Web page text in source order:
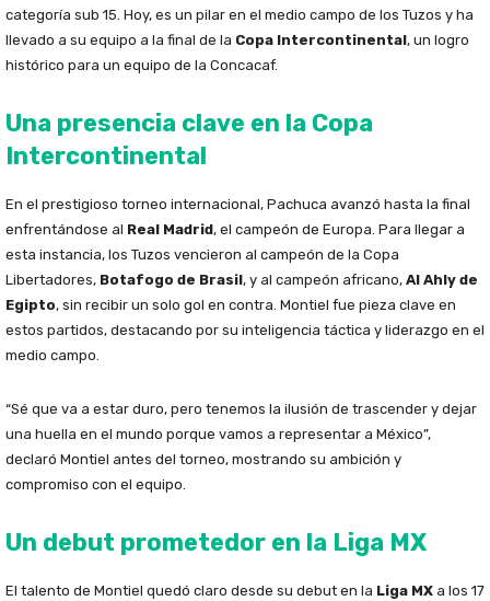
categoría sub 15. Hoy, es un pilar en el medio campo de los Tuzos y ha
llevado a su equipo a la final de la Copa Intercontinental, un logro
histórico para un equipo de la Concacaf.
Una presencia clave en la Copa
Intercontinental
En el prestigioso torneo internacional, Pachuca avanzó hasta la final
enfrentándose al Real Madrid, el campeón de Europa. Para llegar a
esta instancia, los Tuzos vencieron al campeón de la Copa
Libertadores, Botafogo de Brasil, y al campeón africano, Al Ahly de
Egipto, sin recibir un solo gol en contra. Montiel fue pieza clave en
estos partidos, destacando por su inteligencia táctica y liderazgo en el
medio campo.
“Sé que va a estar duro, pero tenemos la ilusión de trascender y dejar
una huella en el mundo porque vamos a representar a México”,
declaró Montiel antes del torneo, mostrando su ambición y
compromiso con el equipo.
Un debut prometedor en la Liga MX
El talento de Montiel quedó claro desde su debut en la Liga MX a los 17